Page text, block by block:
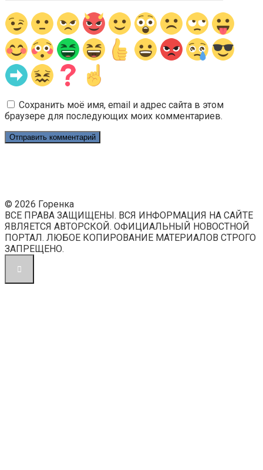
Сохранить моё имя, email и адрес сайта в этом
браузере для последующих моих комментариев.
© 2026 Горенка
ВСЕ ПРАВА ЗАЩИЩЕНЫ. ВСЯ ИНФОРМАЦИЯ НА САЙТЕ
ЯВЛЯЕТСЯ АВТОРСКОЙ. ОФИЦИАЛЬНЫЙ НОВОСТНОЙ
ПОРТАЛ. ЛЮБОЕ КОПИРОВАНИЕ МАТЕРИАЛОВ СТРОГО
ЗАПРЕЩЕНО.